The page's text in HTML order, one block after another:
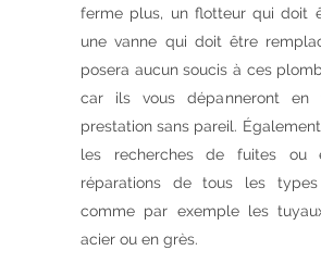
ferme plus, un flotteur qui doit
une vanne qui doit être
posera aucun soucis à ces
car ils vous dépanneront en
prestation sans pareil.
les recherches de fuites ou
réparations de tous les
comme par exemple les
acier ou en grès.